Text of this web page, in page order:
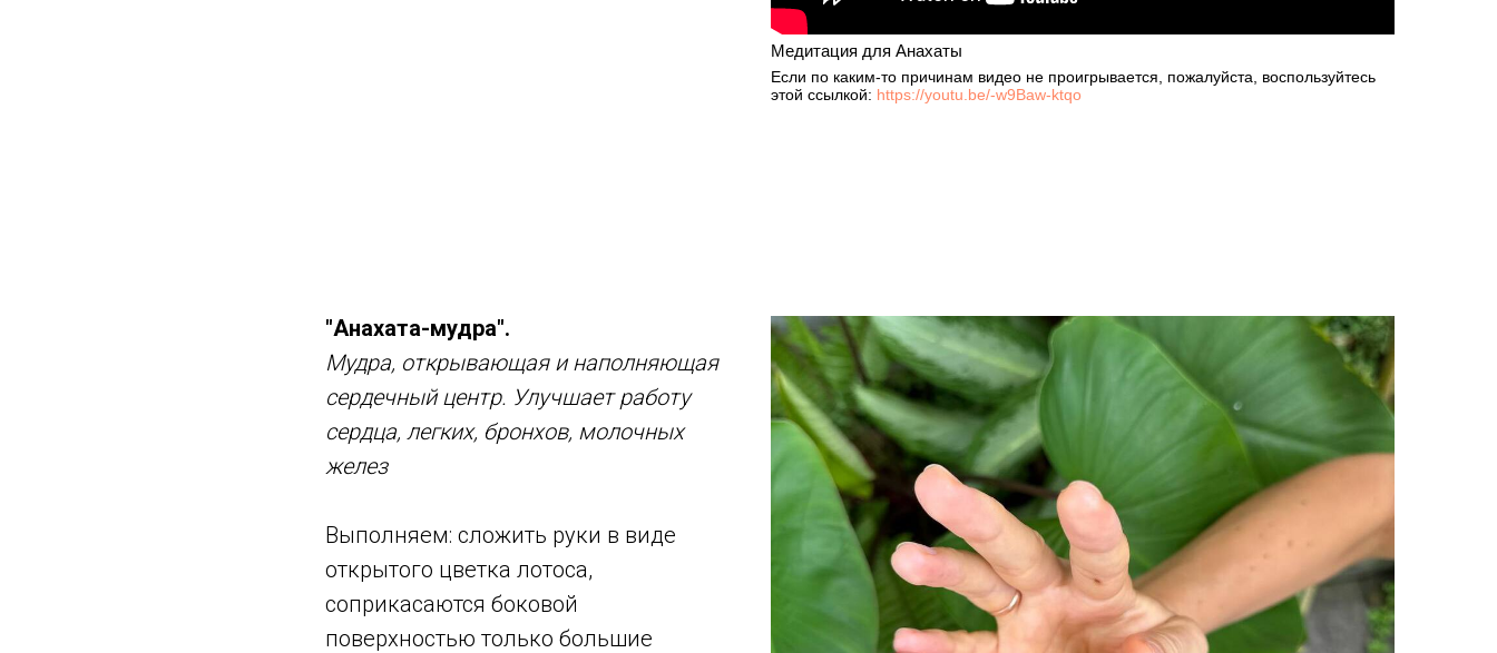
Медитация для Анахаты
Если по каким-то причинам видео не проигрывается, пожалуйста, воспользуйтесь
этой ссылкой: https://youtu.be/-w9Baw-ktqo
"Анахата-мудра".
Мудра, открывающая и наполняющая
сердечный центр. Улучшает работу
сердца, легких, бронхов, молочных
желез
Выполняем: сложить руки в виде
открытого цветка лотоса,
соприкасаются боковой
поверхностью только большие